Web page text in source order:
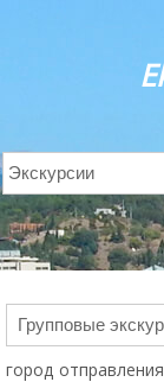
город